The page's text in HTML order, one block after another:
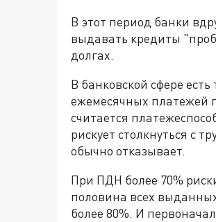
В этот период банки
выдавать кредиты
долгах.
В банковской сфере
ежемесячных платежей
считается
рискует столкнуться с
обычно отказывает.
При ПДН более 70%
половина всех
более 80%. И